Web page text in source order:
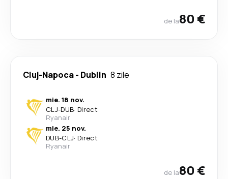
de la80 €
Cluj-Napoca- Dublin 8 zile
mie. 18 nov.
CLJ-DUB· Direct
Ryanair
mie. 25 nov.
DUB-CLJ· Direct
Ryanair
de la80 €